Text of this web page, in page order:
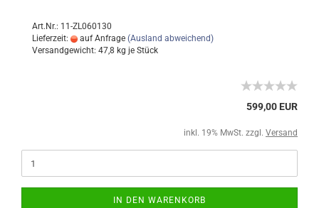
Art.Nr.: 11-ZL060130
Lieferzeit:
auf Anfrage (Ausland abweichend)
Versandgewicht: 47,8 kg je Stück
599,00 EUR
inkl. 19% MwSt. zzgl. Versand
IN DEN WARENKORB